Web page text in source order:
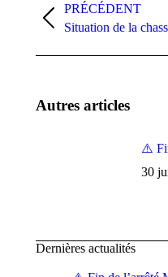
article
PRÉCÉDENT
Article
:
Situation de la
Autres articles
⚠️
30
Dernières actualités